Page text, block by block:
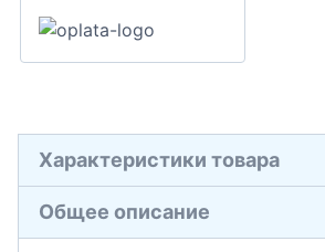
Характеристики товара
Общее описание